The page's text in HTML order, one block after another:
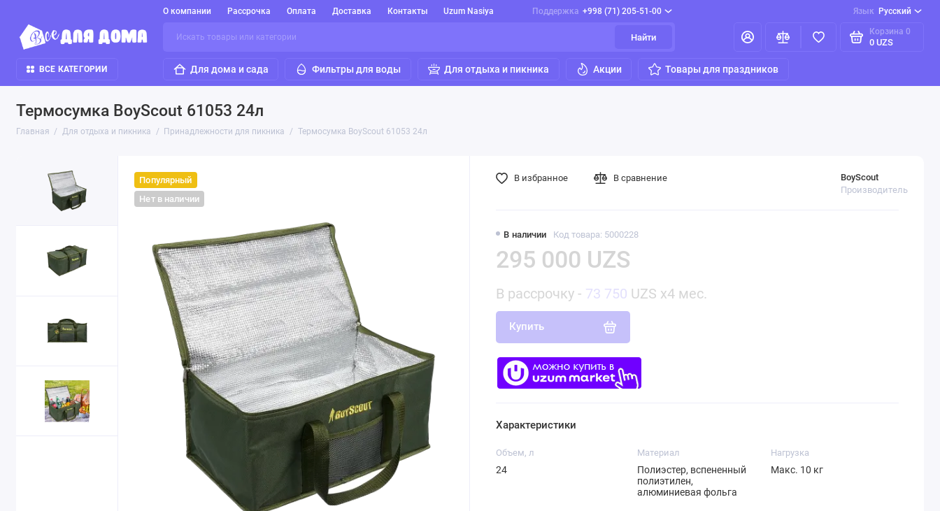
О компании Рассрочка Оплата Доставка Контакты Uzum Nasiya Поддержка +998 (71) 205-51-00 Язык Русский
Найти
Корзина 0
0 UZS
ВСЕ КАТЕГОРИИ Для дома и сада Фильтры для воды Для отдыха и пикника Акции Товары для праздников
Термосумка BoyScout 61053 24л
Главная Для отдыха и пикника Принадлежности для пикника Термосумка BoyScout 61053 24л
Популярный
Нет в наличии
В наличии Код товара: 5000228
BoyScout
Производитель
295 000 UZS
В рассрочку - 73 750 UZS x4 мес.
Купить
В избранное В сравнение
Характеристики
Объем, л
24
Материал
Полиэстер, вспененный
полиэтилен,
алюминиевая фольга
Нагрузка
Макс. 10 кг